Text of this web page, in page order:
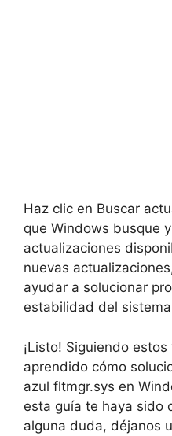
Haz clic en Buscar
que Windows busque
actualizaciones
nuevas
ayudar a solucionar
estabilidad del
¡Listo! Siguiendo
aprendido cómo
azul fltmgr.sys en
esta guía te haya sido
alguna duda, déjanos